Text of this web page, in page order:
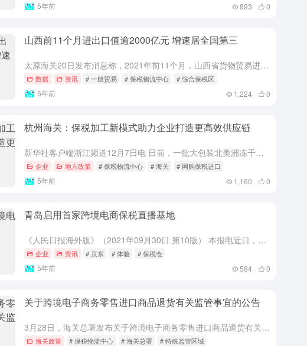
5年前 893 0
山西前11个月进出口值逾2000亿元 增速居全国第三
太原海关20日发布消息称，2021年前11个月，山西省货物贸易进出口2041.4亿元，同比增长58.1%，增速居全国第三。 据太原海关统计，2021年前11个月，山西省出口总值1247.1亿元，同比增...
数据 资讯 # 一般贸易 # 保税物流中心 # 综合保税区
5年前 1,224 0
杭州海关：保税加工新模式助力企业打造更高效供应链
新华社客户端浙江频道12月7日电 日前，一批大包装北美洲冻干蓝莓从国外空运进口，经海关检疫后运至杭州保税物流中心(B型)。在保税物流中心内严格按食品安全要求设计的流水线上，这批冻干蓝莓被分装成小份，后...
企业 地方政策 # 保税物流中心 # 海关 # 网购保税进口
5年前 1,160 0
青岛启用首家跨境电商保税直播基地
《人民日报海外版》（2021年09月30日 第10版） 本报电近日，山东首家跨境电商保税直播基地在青岛跨境电商综试区正式启用。至此，青岛跨境电商综试区聚集了全国首家海关总署批准的海运快件中心、山东省内...
企业 资讯 # 京东 # 体验 # 保税仓
5年前 584 0
关于跨境电子商务零售进口商品退货有关监管事宜的公告
3月28日，海关总署发布关于跨境电子商务零售进口商品退货有关监管事宜的公告。公告指出，为进一步优化营商环境、促进贸易便利化，帮助企业积极应对新冠肺炎疫情影响，优化跨境电子商务零售进口商品退货监管，推动...
海关政策 # 保税物流中心 # 海关总署 # 特殊监管区域